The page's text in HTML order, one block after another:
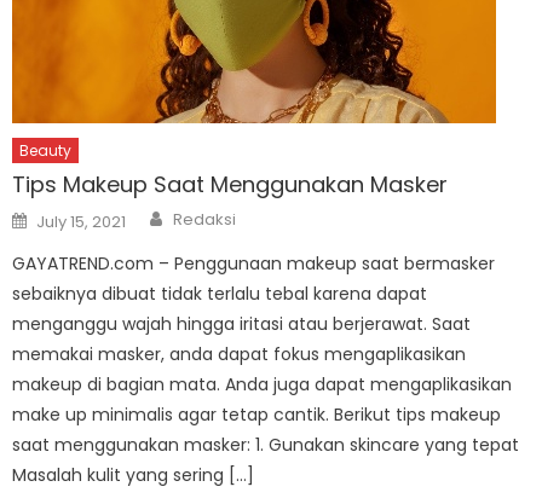
Beauty
Tips Makeup Saat Menggunakan Masker
Posted
on
July 15, 2021 Author
Redaksi
GAYATREND.com – Penggunaan makeup saat bermasker
sebaiknya dibuat tidak terlalu tebal karena dapat
menganggu wajah hingga iritasi atau berjerawat. Saat
memakai masker, anda dapat fokus mengaplikasikan
makeup di bagian mata. Anda juga dapat mengaplikasikan
make up minimalis agar tetap cantik. Berikut tips makeup
saat menggunakan masker: 1. Gunakan skincare yang tepat
Masalah kulit yang sering […]